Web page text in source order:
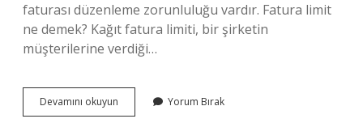
faturası düzenleme zorunluluğu vardır. Fatura limit
ne demek? Kağıt fatura limiti, bir şirketin
müşterilerine verdiği…
Devamını okuyun
Fiş
Yorum Bırak